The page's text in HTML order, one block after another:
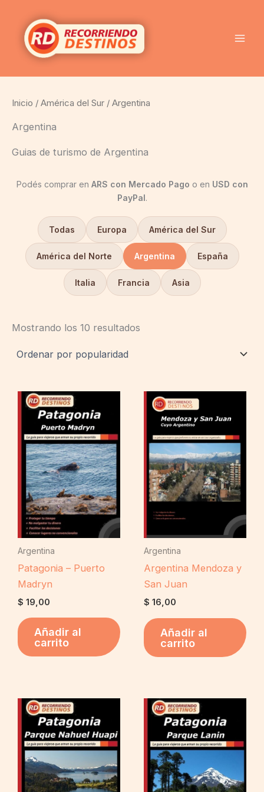
contenido
Inicio / América del Sur / Argentina
Argentina
Guias de turismo de Argentina
Podés comprar en ARS con Mercado Pago o en USD con
PayPal.
Todas Europa América del Sur
América del Norte Argentina España
Italia Francia Asia
Mostrando los 10 resultados
popularidad
Argentina
Patagonia – Puerto
Madryn
$ 19,00
Añadir al
carrito
Argentina
Argentina Mendoza y
San Juan
$ 16,00
Añadir al
carrito